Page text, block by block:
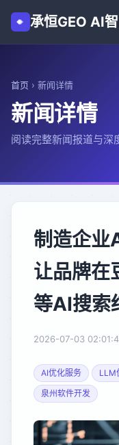
承恒GEO AI
首页 › 新闻详情
新闻详情
阅读完整新闻报道与深
制造企业
让品牌在
等AI搜索
2026-07-03
AI优化服务 LLM
泉州软件开发